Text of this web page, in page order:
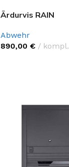
Ārdurvis RAIN
Abwehr
890,00 € kompl.